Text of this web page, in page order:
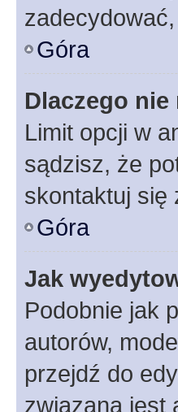
Góra
Dlaczego
Limit opcji w
sądzisz, że
skontaktuj się
Góra
Jak
Podobnie jak
autorów,
przejdź do
związana jest